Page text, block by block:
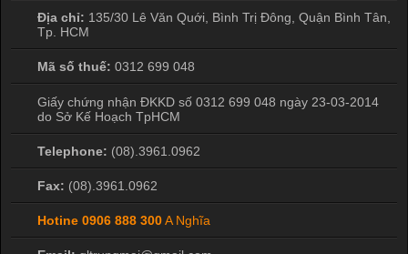
Địa chỉ: 135/30 Lê Văn Quới, Bình Trị Đông, Quận Bình Tân,
Tp. HCM
Mã số thuế: 0312 699 048
Giấy chứng nhận ĐKKD số 0312 699 048 ngày 23-03-2014
do Sở Kế Hoạch TpHCM
Telephone: (08).3961.0962
Fax: (08).3961.0962
Hotine 0906 888 300A Nghĩa